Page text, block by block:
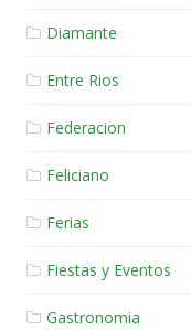
Diamante
Entre Rios
Federacion
Feliciano
Ferias
Fiestas y Eventos
Gastronomia